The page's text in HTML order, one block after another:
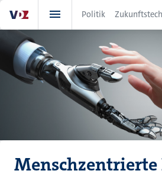
zum
Inhalt
Politik
Menschzentrierte